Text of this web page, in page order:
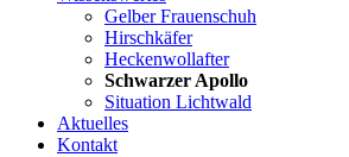
Gelber Frauenschuh
Hirschkäfer
Heckenwollafter
Schwarzer Apollo
Situation Lichtwald
Aktuelles
Kontakt